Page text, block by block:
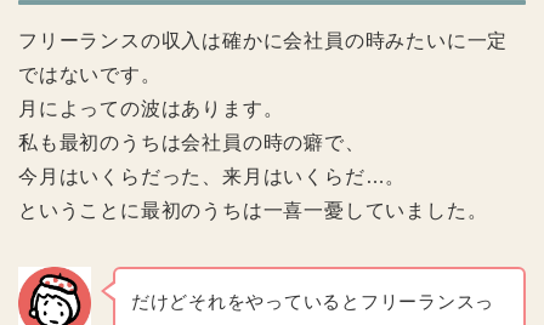
フリーランスの収入は確かに会社員の時みたいに一定
ではないです。
月によっての波はあります。
私も最初のうちは会社員の時の癖で、
今月はいくらだった、来月はいくらだ…。
ということに最初のうちは一喜一憂していました。
だけどそれをやっているとフリーランスっ